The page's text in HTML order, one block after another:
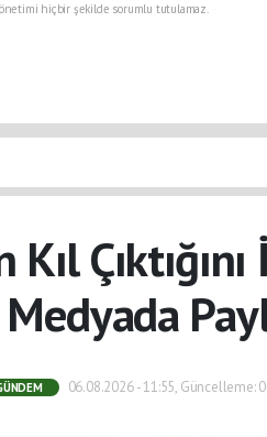
hiçbir şekilde sorumlu tutulamaz.
Medyada
06.08.2026 - 11:55, Güncelleme: